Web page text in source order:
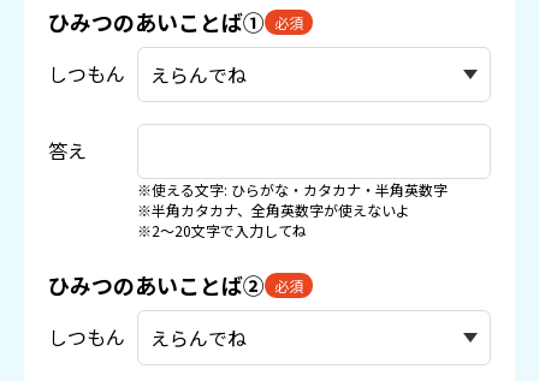
ひみつのあいことば① 必須
しつもん
答え
※使える文字: ひらがな・カタカナ・半角英数字
※半角カタカナ、全角英数字が使えないよ
※2〜20文字で入力してね
ひみつのあいことば② 必須
しつもん